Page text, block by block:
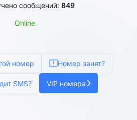
сообщений: 849
Online
номер Номер занят?
SMS? VIP номера